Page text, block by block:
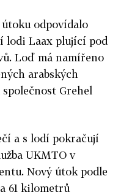
odpovídalo
lodi Laax plující pod
Loď má namířeno
arabských
Grehel
a s lodí pokračují
UKMTO v
Nový útok podle
61 kilometrů